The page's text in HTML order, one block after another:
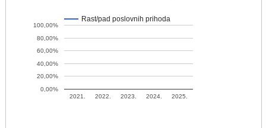
Rast/pad poslovnih prihoda
2021. 2022. 2023. 2024. 2025.
0,00%
20,00%
40,00%
60,00%
80,00%
100,00%